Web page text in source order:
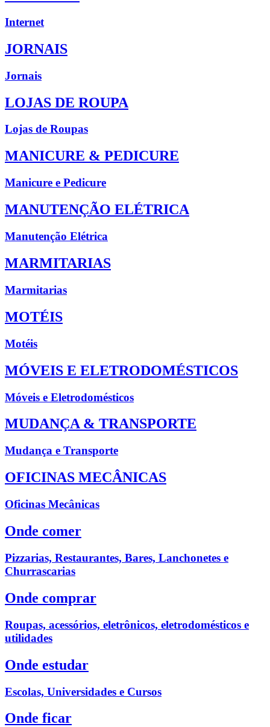
Internet
JORNAIS
Jornais
LOJAS DE ROUPA
Lojas de Roupas
MANICURE & PEDICURE
Manicure e Pedicure
MANUTENÇÃO ELÉTRICA
Manutenção Elétrica
MARMITARIAS
Marmitarias
MOTÉIS
Motéis
MÓVEIS E ELETRODOMÉSTICOS
Móveis e Eletrodomésticos
MUDANÇA & TRANSPORTE
Mudança e Transporte
OFICINAS MECÂNICAS
Oficinas Mecânicas
Onde comer
Pizzarias, Restaurantes, Bares, Lanchonetes e
Churrascarias
Onde comprar
Roupas, acessórios, eletrônicos, eletrodomésticos e
utilidades
Onde estudar
Escolas, Universidades e Cursos
Onde ficar